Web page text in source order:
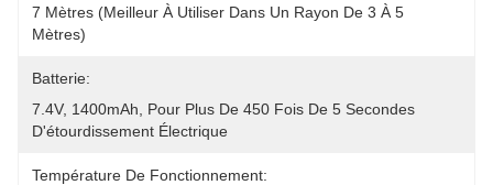
7 Mètres (meilleur À Utiliser Dans Un Rayon De 3 À 5
Mètres)
Batterie:
7.4V, 1400mAh, Pour Plus De 450 Fois De 5 Secondes
D'étourdissement Électrique
Température De Fonctionnement: